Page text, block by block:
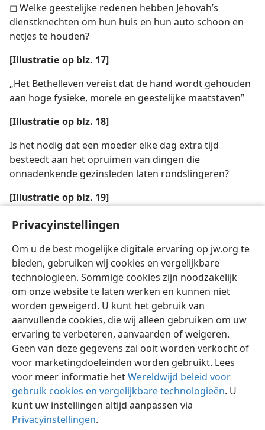
Privacyinstellingen
Om u de best mogelijke digitale ervaring op jw.org te
bieden, gebruiken wij cookies en vergelijkbare
technologieën. Sommige cookies zijn noodzakelijk
om onze website te laten werken en kunnen niet
worden geweigerd. U kunt het gebruik van
aanvullende cookies, die wij alleen gebruiken om uw
ervaring te verbeteren, aanvaarden of weigeren.
Geen van deze gegevens zal ooit worden verkocht of
voor marketingdoeleinden worden gebruikt. Lees
voor meer informatie hetWereldwijd beleid voor
gebruik cookies en vergelijkbare technologieën. U
kunt uw instellingen altijd aanpassen via
Privacyinstellingen.
◻ Welke geestelijke redenen hebben Jehovah’s
dienstknechten om hun huis en hun auto schoon en
netjes te houden?
[Illustratie op blz. 17]
„Het Bethelleven vereist dat de hand wordt gehouden
aan hoge fysieke, morele en geestelijke maatstaven”
[Illustratie op blz. 18]
Is het nodig dat een moeder elke dag extra tijd
besteedt aan het opruimen van dingen die
onnadenkende gezinsleden laten rondslingeren?
[Illustratie op blz. 19]
Tien minuten besteden aan het van binnen
schoonmaken van een auto kan wonderen doen
Nederlands Delen Instellingen
Copyright© 2026 Watch Tower Bible and Tract Society of Pennsylvania
Gebruiksvoorwaarden Privacybeleid
Privacyinstellingen
JW.ORG
Inloggen